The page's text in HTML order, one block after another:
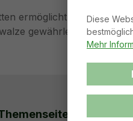
ermöglicht eine klare
gewährleistet dabei
Diese
Mehr